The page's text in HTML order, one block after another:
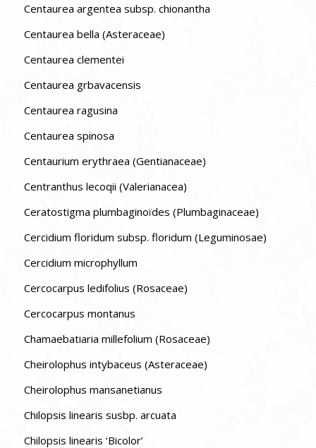
Centaurea argentea subsp. chionantha
Centaurea bella (Asteraceae)
Centaurea clementei
Centaurea grbavacensis
Centaurea ragusina
Centaurea spinosa
Centaurium erythraea (Gentianaceae)
Centranthus lecoqii (Valerianacea)
Ceratostigma plumbaginoïdes (Plumbaginaceae)
Cercidium floridum subsp. floridum (Leguminosae)
Cercidium microphyllum
Cercocarpus ledifolius (Rosaceae)
Cercocarpus montanus
Chamaebatiaria millefolium (Rosaceae)
Cheirolophus intybaceus (Asteraceae)
Cheirolophus mansanetianus
Chilopsis linearis susbp. arcuata
Chilopsis linearis ‘Bicolor’